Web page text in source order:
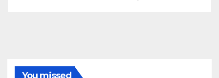
You missed